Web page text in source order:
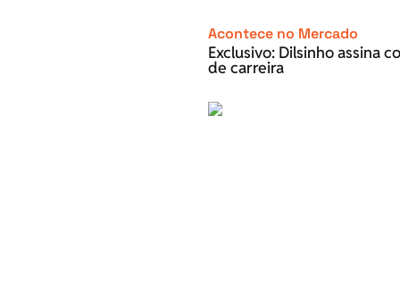
Acontece no Mercado
Exclusivo: Dilsinho assina
de carreira